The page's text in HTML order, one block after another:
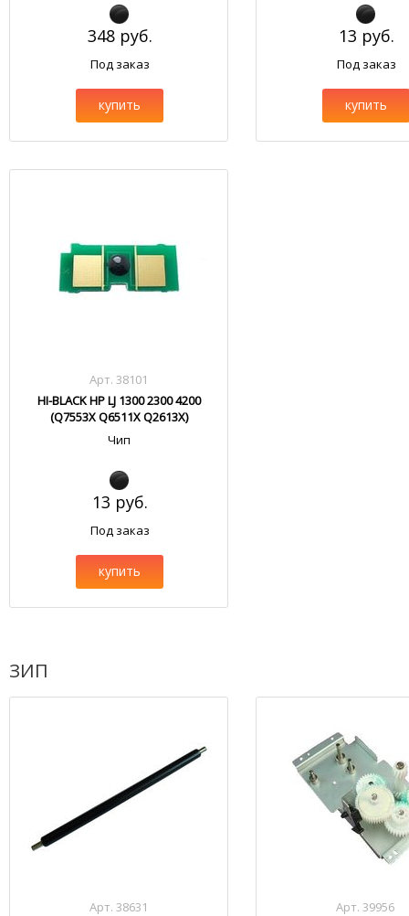
348 руб.
Под заказ
купить
13 руб.
Под заказ
купить
Арт. 38101
HI-BLACK HP LJ 1300 2300 4200
(Q7553X Q6511X Q2613X)
Чип
13 руб.
Под заказ
купить
ЗИП
Арт. 38631
Арт. 39956